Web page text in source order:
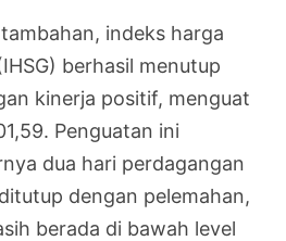
indeks harga
berhasil menutup
kinerja positif, menguat
Penguatan ini
dua hari perdagangan
dengan pelemahan,
berada di bawah level